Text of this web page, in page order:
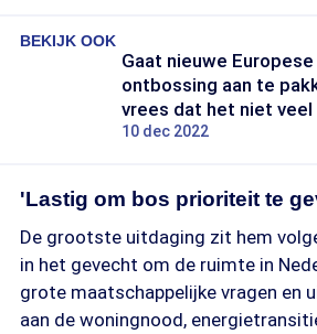
BEKIJK OOK
Gaat nieuwe
ontbossing aan te
vrees dat het niet
10 dec 2022
'Lastig om bos prioriteit te
De grootste uitdaging zit hem
in het gevecht om de ruimte in
grote maatschappelijke vragen en
aan de woningnood,